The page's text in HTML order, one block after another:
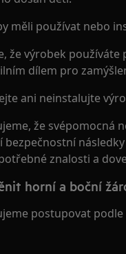
měli používat nebo
že výrobek
dílem pro
ani neinstalujte
že svépomocná
bezpečnostní
znalosti a
horní a boční
postupovat